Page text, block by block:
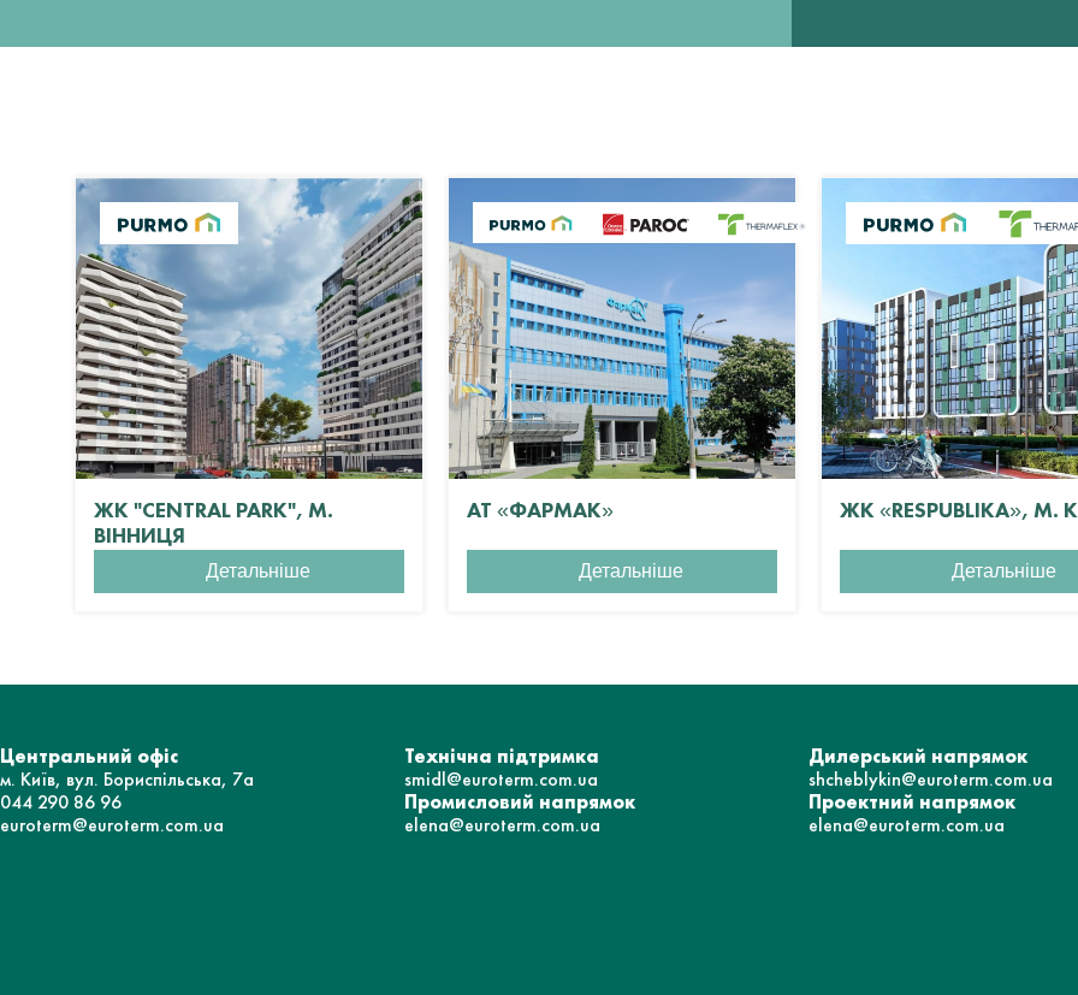
ЖК "CENTRAL PARK", М.
ВІННИЦЯ
Детальніше
АТ «ФАРМАК»
Детальніше
ЖК «RESPUBLIKA», М.
Детальніше
Центральний офіс
м. Київ, вул. Бориспільська, 7а
044 290 86 96
euroterm@euroterm.com.ua
Технічна підтримка
smidl@euroterm.com.ua
Промисловий напрямок
elena@euroterm.com.ua
Дилерський напрямок
shcheblykin@euroterm.com.ua
Проектний напрямок
elena@euroterm.com.ua